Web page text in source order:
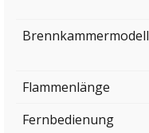
Brennkammermodell
Flammenlänge
Fernbedienung